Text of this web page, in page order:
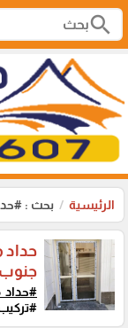
search
الرئيسية بحث :
حداد